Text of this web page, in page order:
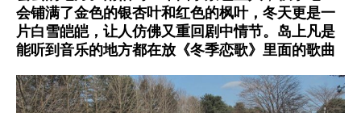
会铺满了金色的银杏叶和红色的枫叶，冬天更是一
片白雪皑皑，让人仿佛又重回剧中情节。岛上凡是
能听到音乐的地方都在放《冬季恋歌》里面的歌曲